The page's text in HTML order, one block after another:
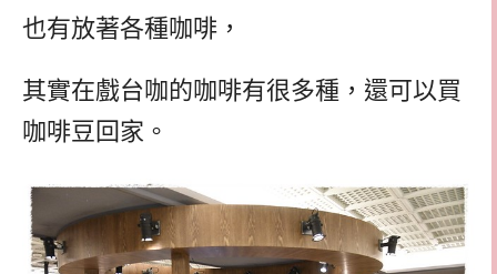
也有放著各種咖啡，
其實在戲台咖的咖啡有很多種，還可以買
咖啡豆回家。